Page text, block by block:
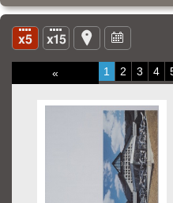
« 1 2 3 4